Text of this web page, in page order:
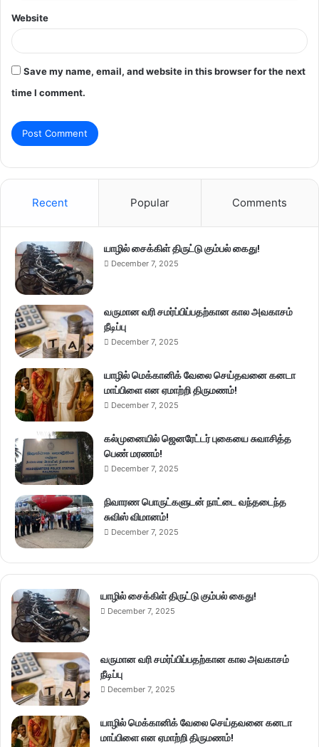
Website
Save my name, email, and website in this browser for the next
time I comment.
Recent Popular Comments
யாழில் சைக்கிள் திருட்டு கும்பல் கைது!
December 7, 2025
வருமான வரி சமர்ப்பிப்பதற்கான கால அவகாசம்
நீடிப்பு
December 7, 2025
யாழில் மெக்கானிக் வேலை செய்தவனை கனடா
மாப்பிளை என ஏமாற்றி திருமணம்!
December 7, 2025
கல்முனையில் ஜெனரேட்டர் புகையை சுவாசித்த
பெண் மரணம்!
December 7, 2025
நிவாரண பொருட்களுடன் நாட்டை வந்தடைந்த
சுவிஸ் விமானம்!
December 7, 2025
யாழில் சைக்கிள் திருட்டு கும்பல் கைது!
December 7, 2025
வருமான வரி சமர்ப்பிப்பதற்கான கால அவகாசம்
நீடிப்பு
December 7, 2025
யாழில் மெக்கானிக் வேலை செய்தவனை கனடா
மாப்பிளை என ஏமாற்றி திருமணம்!